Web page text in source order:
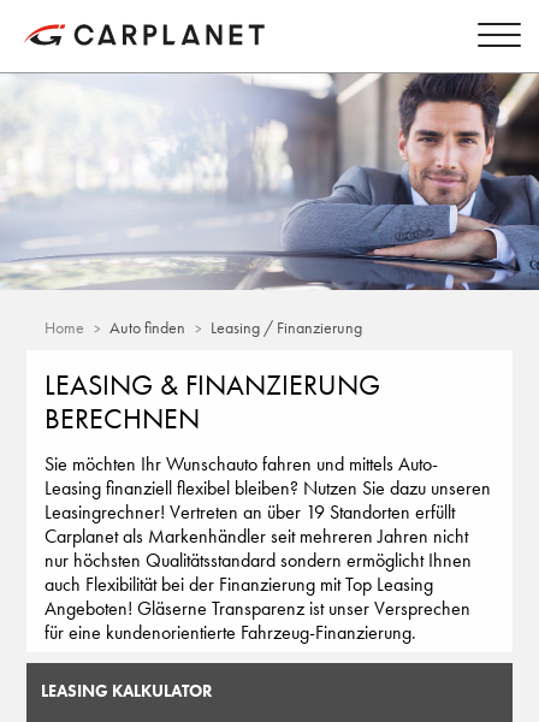
Home Auto finden Leasing / Finanzierung
LEASING & FINANZIERUNG
BERECHNEN
Sie möchten Ihr Wunschauto fahren und mittels Auto-
Leasing finanziell flexibel bleiben? Nutzen Sie dazu unseren
Leasingrechner! Vertreten an über 19 Standorten erfüllt
Carplanet als Markenhändler seit mehreren Jahren nicht
nur höchsten Qualitätsstandard sondern ermöglicht Ihnen
auch Flexibilität bei der Finanzierung mit Top Leasing
Angeboten! Gläserne Transparenz ist unser Versprechen
für eine kundenorientierte Fahrzeug-Finanzierung.
LEASING KALKULATOR